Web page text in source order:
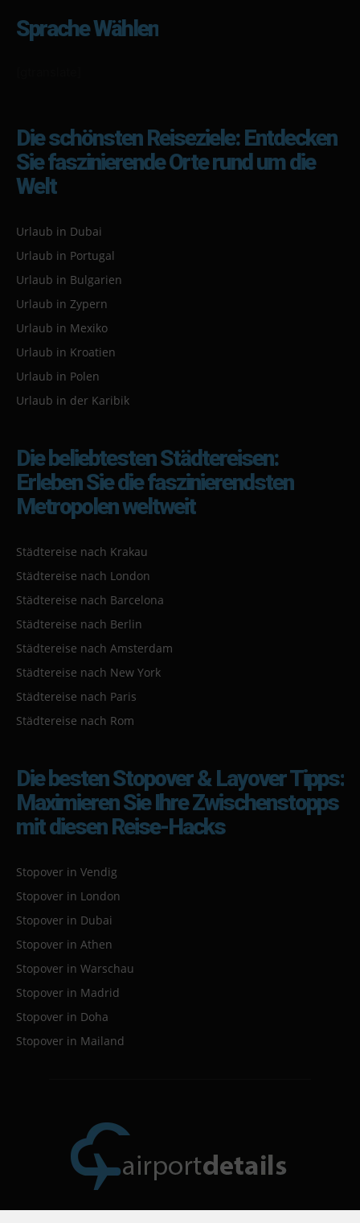
Sprache Wählen
Die schönsten Reiseziele: Entdecken
Sie faszinierende Orte rund um die
Welt
Urlaub in Dubai
Urlaub in Portugal
Urlaub in Bulgarien
Urlaub in Zypern
Urlaub in Mexiko
Urlaub in Kroatien
Urlaub in Polen
Urlaub in der Karibik
Die beliebtesten Städtereisen:
Erleben Sie die faszinierendsten
Metropolen weltweit
Städtereise nach Krakau
Städtereise nach London
Städtereise nach Barcelona
Städtereise nach Berlin
Städtereise nach Amsterdam
Städtereise nach New York
Städtereise nach Paris
Städtereise nach Rom
Die besten Stopover & Layover Tipps:
Maximieren Sie Ihre Zwischenstopps
mit diesen Reise-Hacks
Stopover in Vendig
Stopover in London
Stopover in Dubai
Stopover in Athen
Stopover in Warschau
Stopover in Madrid
Stopover in Doha
Stopover in Mailand